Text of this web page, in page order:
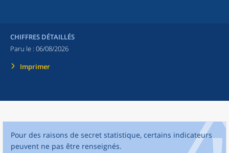
CHIFFRES DÉTAILLÉS
Paru le : 06/08/2026
Imprimer
Pour des raisons de secret statistique, certains indicateurs
peuvent ne pas être renseignés.